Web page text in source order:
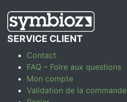
SERVICE CLIENT
Contact
FAQ – Foire aux questions
Mon compte
Validation de la commande